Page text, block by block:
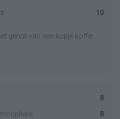
10
genot van een kopje koffie
8
8